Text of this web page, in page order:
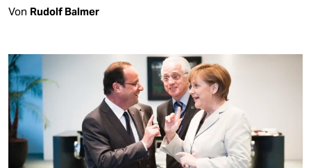
Von Rudolf Balmer